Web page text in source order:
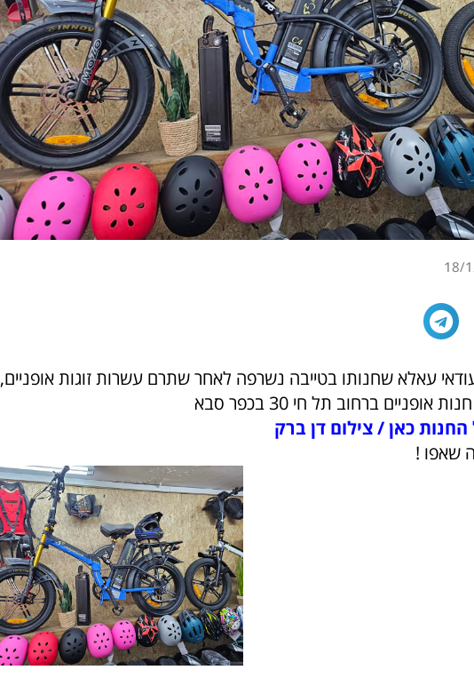
18/
עאלא שחנותו בטייבה נשרפה לאחר שתרם עשרות זוגות אופניים,
ברחוב תל חי 30 בכפר סבא
כאן / צילום דן ברק
שאפו !